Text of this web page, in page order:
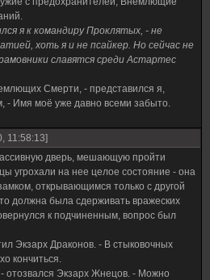
я к командиру Проклятых, - не
хоть я и не псайкер. Но сейчас не
славятся среди Астартес
Смерти, - представился я,
- Имя моё уже давно всеми забыто.
11:58:13]
дверь, мешающую пройти
угрохали на нее целое состояние - она
открывающимся только с другой
должна была сдерживать вражеских
к подчиненным, вопрос был
Экзарх Драконов. - В стыковочных
кончиться.
отозвался Экзарх Жнецов. - Можно